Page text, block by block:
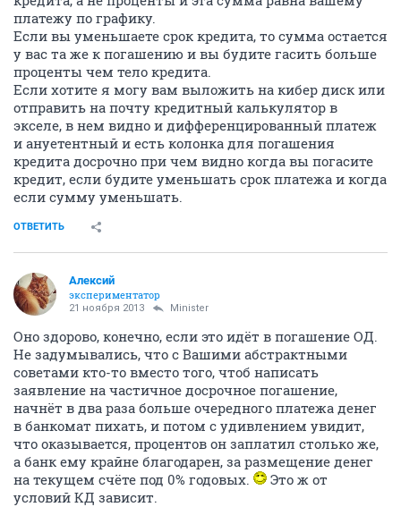
платежу по графику.
Если вы уменьшаете срок кредита, то сумма остается
у вас та же к погашению и вы будите гасить больше
проценты чем тело кредита.
Если хотите я могу вам выложить на кибер диск или
отправить на почту кредитный калькулятор в
экселе, в нем видно и дифференцированный платеж
и ануетентный и есть колонка для погашения
кредита досрочно при чем видно когда вы погасите
кредит, если будите уменьшать срок платежа и когда
если сумму уменьшать.
ОТВЕТИТЬ
Алексий
экспериментатор
21 ноября 2013 Minister
Оно здорово, конечно, если это идёт в погашение ОД.
Не задумывались, что с Вашими абстрактными
советами кто-то вместо того, чтоб написать
заявление на частичное досрочное погашение,
начнёт в два раза больше очередного платежа денег
в банкомат пихать, и потом с удивлением увидит,
что оказывается, процентов он заплатил столько же,
а банк ему крайне благодарен, за размещение денег
на текущем счёте под 0% годовых.
Это ж от
условий КД зависит.